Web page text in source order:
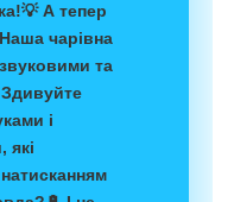
💡 А тепер
чарівна
та
і